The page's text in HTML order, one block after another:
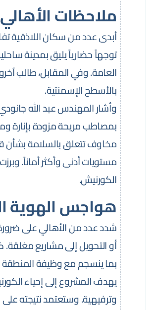
ملاحظات الأهالي
أبدى عدد من سكان اللاذقية
توجهاً حضارياً يليق بمدينة
العامة. وفي المقابل، طالب
بالأسطح الإسمنتية.
وأشار المهندس عبد الله
بمصاطب مريحة مزودة بإنارة
مخاوف تتعلق بالسلامة بشأن
مستويات أدنى وأكثر أماناً.
الكورنيش.
هواجس الهوية
شدد عدد من الأهالي على
أو التحويل إلى مشاريع
بما ينسجم مع وظيفة المنطقة
يهدف المشروع إلى إحياء
وترفيهية. وستعتمد نتيجته على